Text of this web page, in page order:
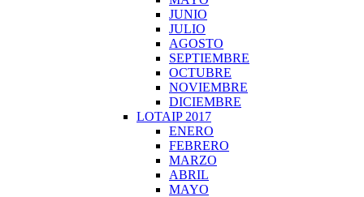
JUNIO
JULIO
AGOSTO
SEPTIEMBRE
OCTUBRE
NOVIEMBRE
DICIEMBRE
LOTAIP 2017
ENERO
FEBRERO
MARZO
ABRIL
MAYO